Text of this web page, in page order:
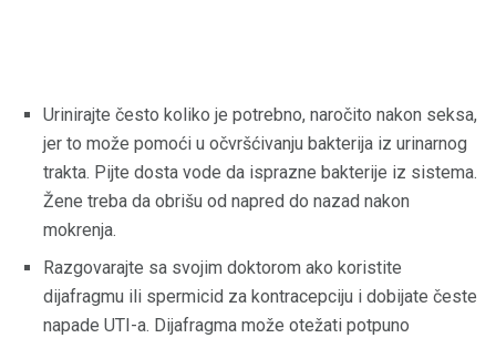
Urinirajte često koliko je potrebno, naročito nakon seksa,
jer to može pomoći u očvršćivanju bakterija iz urinarnog
trakta. Pijte dosta vode da isprazne bakterije iz sistema.
Žene treba da obrišu od napred do nazad nakon
mokrenja.
Razgovarajte sa svojim doktorom ako koristite
dijafragmu ili spermicid za kontracepciju i dobijate česte
napade UTI-a. Dijafragma može otežati potpuno